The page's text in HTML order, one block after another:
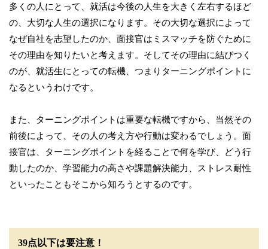
多くの人にとって、就活は今後の人生を大きく左右するほど
の、大切な人生の選択になります。その大切な選択によって
なぜ自社を志望したのか、面接官はミスマッチを防ぐために
その理由を知りたいと考えます。そしてその理由に結びつく
のが、就活生にとっての転機、つまりターニングポイントに
なるというわけです。
また、ターニングポイントは重要な転機ですから、当然その
前後によって、その人の考え方や行動は変わるでしょう。面
接官は、ターニングポイントを経ることで何を学び、どう行
動したのか、学習能力の高さや課題解決能力、ストレス耐性
といったこともそこから知ろうとするのです。
39点以下は要注意！